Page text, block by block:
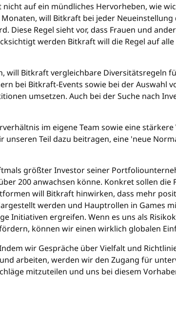
auf ein mündliches Hervorheben, wie
will Bitkraft bei jeder
Diese Regel sieht vor, dass Frauen und
werden Bitkraft will die Regel auf
will Bitkraft vergleichbare Diversitätsregeln
bei Bitkraft-Events sowie bei der Auswahl
umsetzen. Auch bei der Suche nach
im eigene Team sowie eine
Teil dazu beitragen, eine 'neue
größter Investor seiner
200 anwachsen könne. Konkret sollen
will Bitkraft hinwirken, dass mehr
werden und Hauptrollen in Games
Initiativen ergreifen. Wenn es uns als
können wir einen wirklich globalen
wir Gespräche über Vielfalt und
arbeiten, werden wir den Zugang für
mitzuteilen und uns bei diesem